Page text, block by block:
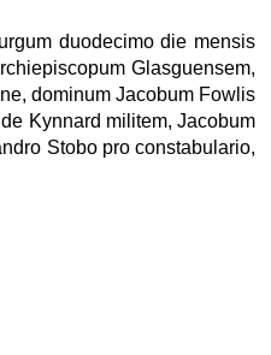
duodecimo die mensis
Glasguensem,
dominum Jacobum Fowlis
Kynnard militem, Jacobum
Stobo pro constabulario,